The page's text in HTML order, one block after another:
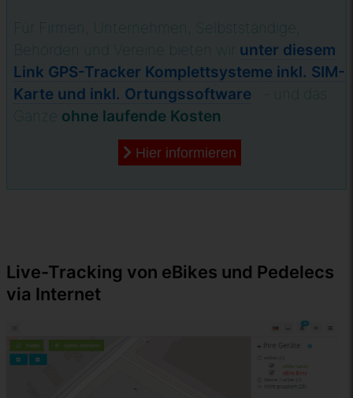
Für Firmen, Unternehmen, Selbstständige,
Behörden und Vereine bieten wir unter diesem
Link GPS-Tracker Komplettsysteme inkl. SIM-
Karte und inkl. Ortungssoftware - und das
Ganze ohne laufende Kosten
Hier informieren
Live-Tracking von eBikes und Pedelecs
via Internet